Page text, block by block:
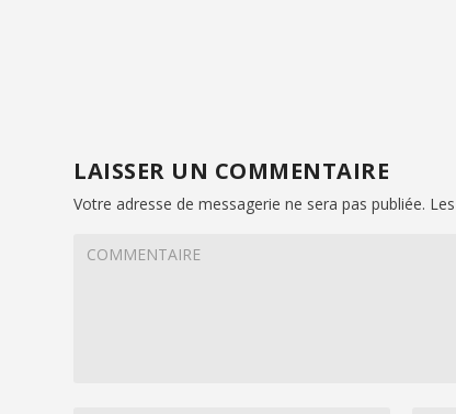
LAISSER UN COMMENTAIRE
Votre adresse de messagerie ne sera pas publiée.